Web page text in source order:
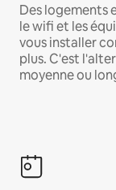
Des logements
le wifi et les
vous installer
plus. C'est
moyenne ou